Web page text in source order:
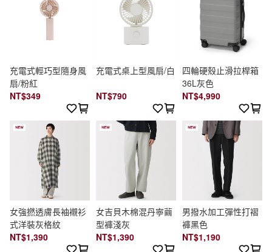
充電式輕巧型隨身風
扇/粉紅
NT$349
充電式桌上型風扇/白
NT$790
四輪硬殼止滑拉桿箱
36L灰色
NT$4,990
女強撚透膚長袖襯衫
式洋裝灰格紋
NT$1,390
女吉貝木棉混丹寧繭
型褲淺灰
NT$1,390
男撥水加工彈性打褶
褲黑色
NT$1,190